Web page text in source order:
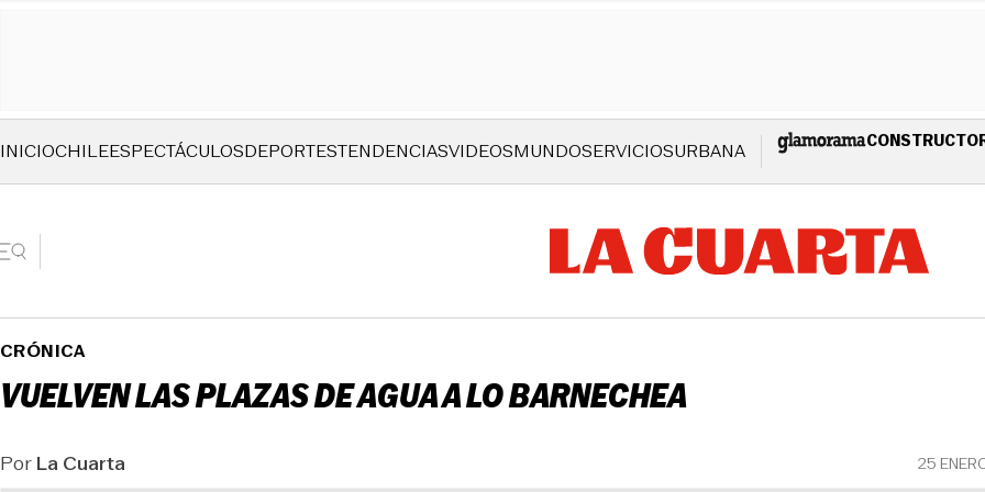
INICIOCHILEESPECTÁCULOSDEPORTESTENDENCIASVIDEOSMUNDOSERVICIOSURBANA
CRÓNICA
VUELVEN LAS PLAZAS DE AGUA A LO BARNECHEA
PorLa Cuarta 25